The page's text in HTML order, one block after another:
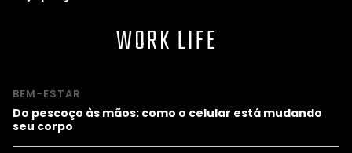
WORK LIFE
BEM-ESTAR
Do pescoço às mãos: como o celular está mudando
seu corpo